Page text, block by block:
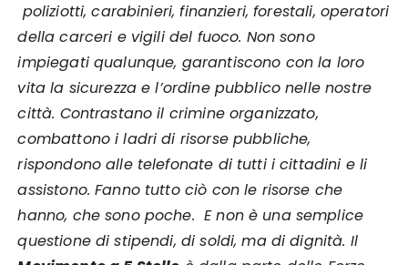
poliziotti, carabinieri, finanzieri, forestali, operatori
della carceri e vigili del fuoco. Non sono
impiegati qualunque, garantiscono con la loro
vita la sicurezza e l’ordine pubblico nelle nostre
città. Contrastano il crimine organizzato,
combattono i ladri di risorse pubbliche,
rispondono alle telefonate di tutti i cittadini e li
assistono. Fanno tutto ciò con le risorse che
hanno, che sono poche. E non è una semplice
questione di stipendi, di soldi, ma di dignità. Il